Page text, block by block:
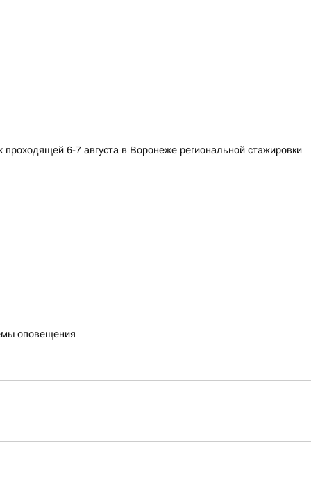
6-7 августа в Воронеже региональной стажировки
оповещения